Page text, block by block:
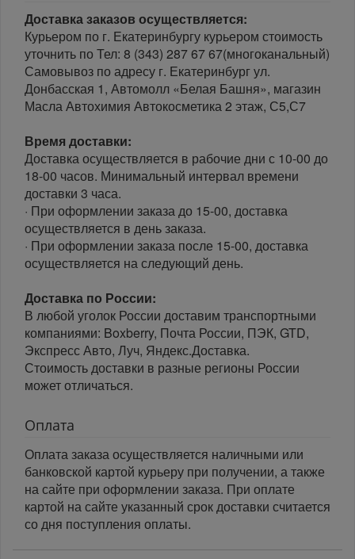
Доставка заказов осуществляется:
Курьером по г. Екатеринбургу курьером стоимость
уточнить по Тел: 8 (343) 287 67 67(многоканальный)
Самовывоз по адресу г. Екатеринбург ул.
Донбасская 1, Автомолл «Белая Башня», магазин
Масла Автохимия Автокосметика 2 этаж, С5,С7
Время доставки:
Доставка осуществляется в рабочие дни с 10-00 до
18-00 часов. Минимальный интервал времени
доставки 3 часа.
· При оформлении заказа до 15-00, доставка
осуществляется в день заказа.
· При оформлении заказа после 15-00, доставка
осуществляется на следующий день.
Доставка по России:
В любой уголок России доставим транспортными
компаниями: Boxberry, Почта России, ПЭК, GTD,
Экспресс Авто, Луч, Яндекс.Доставка.
Стоимость доставки в разные регионы России
может отличаться.
Оплата
Оплата заказа осуществляется наличными или
банковской картой курьеру при получении, а также
на сайте при оформлении заказа. При оплате
картой на сайте указанный срок доставки считается
со дня поступления оплаты.